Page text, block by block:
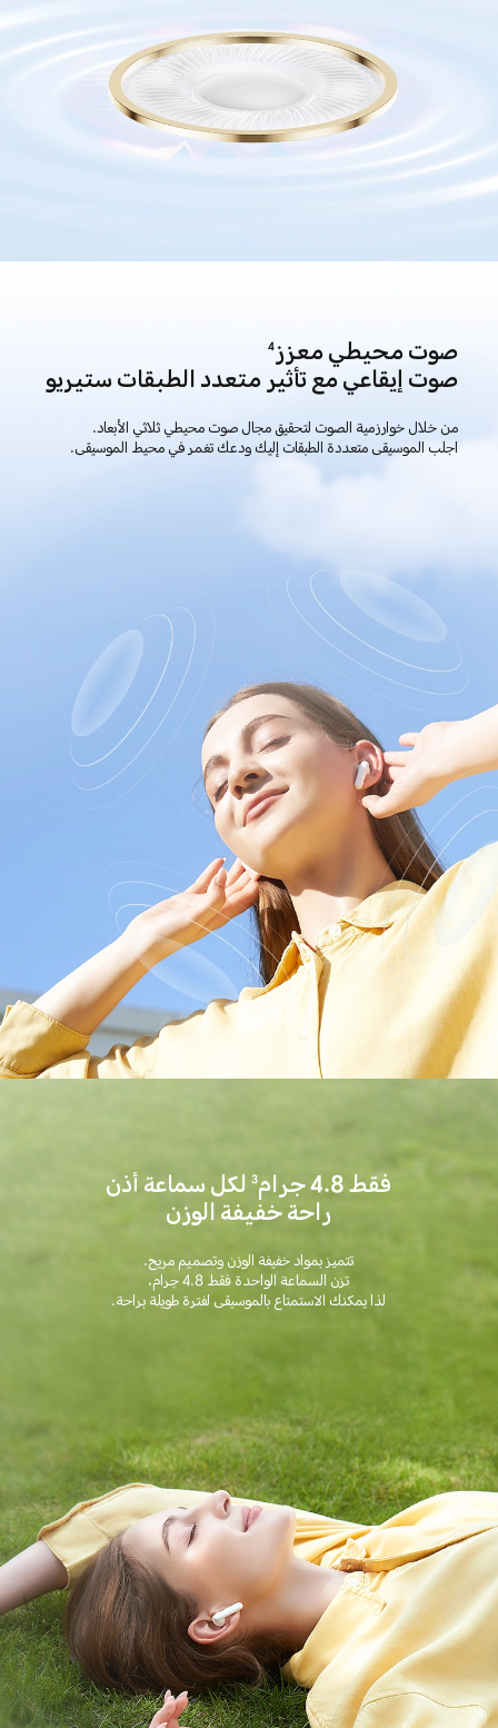
صوت محيطي معزز4
صوت إيقاعي مع تأثير متعدد الطبقات ستيريو
من خلال خوارزمية الصوت لتحقيق مجال صوت محيطي ثلاثي الأبعاد.
اجلب الموسيقى متعددة الطبقات إليك ودعك تغمر في محيط الموسيقى.
فقط 4.8 جرام 3لكل سماعة أذن
راحة خفيفة الوزن
تتميز بمواد خفيفة الوزن وتصميم مريح.
تزن السماعة الواحدة فقط 4.8 جرام،
لذا يمكنك الاستمتاع بالموسيقى لفترة طويلة براحة.